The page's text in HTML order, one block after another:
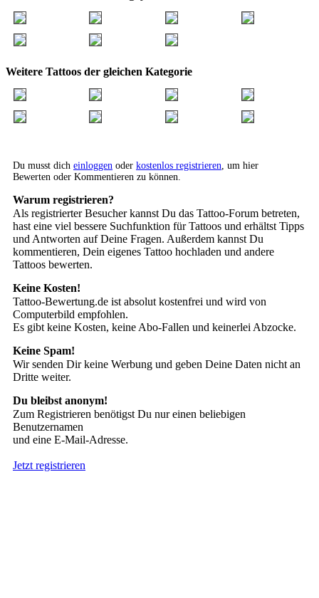
Weitere Tattoos der gleichen Kategorie
Du musst dich einloggen oder kostenlos registrieren , um hier
Bewerten oder Kommentieren zu können.
Warum registrieren?
Als registrierter Besucher kannst Du das Tattoo-Forum betreten,
hast eine viel bessere Suchfunktion für Tattoos und erhältst Tipps
und Antworten auf Deine Fragen. Außerdem kannst Du
kommentieren, Dein eigenes Tattoo hochladen und andere
Tattoos bewerten.
Keine Kosten!
Tattoo-Bewertung.de ist absolut kostenfrei und wird von
Computerbild empfohlen.
Es gibt keine Kosten, keine Abo-Fallen und keinerlei Abzocke.
Keine Spam!
Wir senden Dir keine Werbung und geben Deine Daten nicht an
Dritte weiter.
Du bleibst anonym!
Zum Registrieren benötigst Du nur einen beliebigen
Benutzernamen
und eine E-Mail-Adresse.
Jetzt registrieren